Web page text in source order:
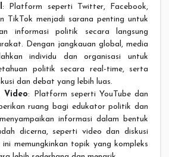
: Platform seperti Twitter, Facebook,
TikTok menjadi sarana penting untuk
informasi politik secara langsung
Dengan jangkauan global, media
individu dan organisasi untuk
politik secara real-time, serta
dan debat yang lebih luas.
Video: Platform seperti YouTube dan
ruang bagi edukator politik dan
informasi dalam bentuk
dicerna, seperti video dan diskusi
memungkinkan topik yang kompleks